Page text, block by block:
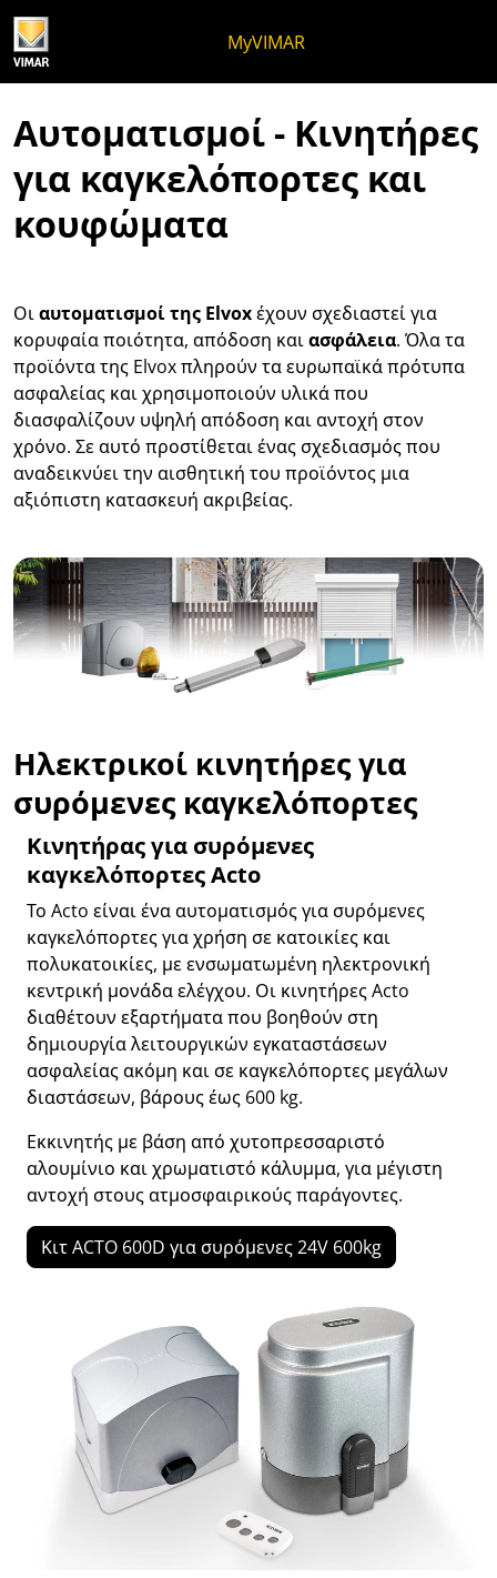
MyVIMAR
Αυτοματισμοί - Κινητήρες
για καγκελόπορτες και
κουφώματα
Οιαυτοματισμοί της Elvoxέχουν σχεδιαστεί για
κορυφαία ποιότητα, απόδοση καιασφάλεια. Όλα τα
προϊόντα της Elvox πληρούν τα ευρωπαϊκά πρότυπα
ασφαλείας και χρησιμοποιούν υλικά που
διασφαλίζουν υψηλή απόδοση και αντοχή στον
χρόνο. Σε αυτό προστίθεται ένας σχεδιασμός που
αναδεικνύει την αισθητική του προϊόντος μια
αξιόπιστη κατασκευή ακριβείας.
Ηλεκτρικοί κινητήρες για
συρόμενες καγκελόπορτες
Κινητήρας για συρόμενες
καγκελόπορτες Acto
Το Acto είναι ένα αυτοματισμός για συρόμενες
καγκελόπορτες για χρήση σε κατοικίες και
πολυκατοικίες, με ενσωματωμένη ηλεκτρονική
κεντρική μονάδα ελέγχου. Οι κινητήρες Acto
διαθέτουν εξαρτήματα που βοηθούν στη
δημιουργία λειτουργικών εγκαταστάσεων
ασφαλείας ακόμη και σε καγκελόπορτες μεγάλων
διαστάσεων, βάρους έως 600 kg.
Εκκινητής με βάση από χυτοπρεσσαριστό
αλουμίνιο και χρωματιστό κάλυμμα, για μέγιστη
αντοχή στους ατμοσφαιρικούς παράγοντες.
Κιτ ACTO 600D για συρόμενες 24V 600kg